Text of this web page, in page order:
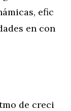
efic
en con
de creci